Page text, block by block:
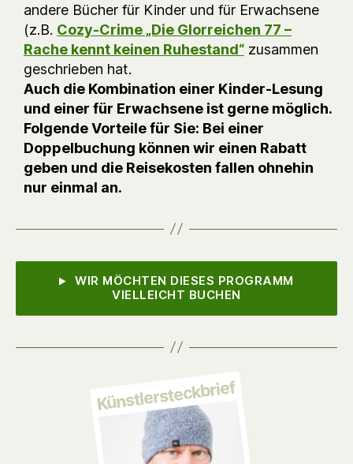
andere Bücher für Kinder und für Erwachsene
(z.B. Cozy-Crime „Die Glorreichen 77 –
Rache kennt keinen Ruhestand“ zusammen
geschrieben hat.
Auch die Kombination einer Kinder-Lesung
und einer für Erwachsene ist gerne möglich.
Folgende Vorteile für Sie: Bei einer
Doppelbuchung können wir einen Rabatt
geben und die Reisekosten fallen ohnehin
nur einmal an.
WIR MÖCHTEN DIESES PROGRAMM
VIELLEICHT BUCHEN
Künstlersteckbrief